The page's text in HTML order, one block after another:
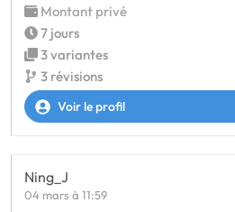
Montant privé
7 jours
3 variantes
3 révisions
Voir le profil
Ning_J
04 mars à 11:59